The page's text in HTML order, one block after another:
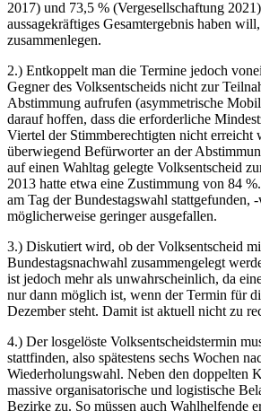
2017) und 73,5 % (Vergesellschaftung
aussagekräftiges Gesamtergebnis haben
zusammenlegen.
2.) Entkoppelt man die Termine jedoch
Gegner des Volksentscheids nicht zur
Abstimmung aufrufen (asymmetrische
darauf hoffen, dass die erforderliche
Viertel der Stimmberechtigten nicht erreicht
überwiegend Befürworter an der
auf einen Wahltag gelegte Volksentscheid
2013 hatte etwa eine Zustimmung von 84
am Tag der Bundestagswahl stattgefunden,
möglicherweise geringer ausgefallen.
3.) Diskutiert wird, ob der Volksentscheid
Bundestagsnachwahl zusammengelegt
ist jedoch mehr als unwahrscheinlich, da
nur dann möglich ist, wenn der Termin für
Dezember steht. Damit ist aktuell nicht zu
4.) Der losgelöste Volksentscheidstermin
stattfinden, also spätestens sechs Wochen
Wiederholungswahl. Neben den doppelten
massive organisatorische und logistische
Bezirke zu. So müssen auch Wahlhelfende